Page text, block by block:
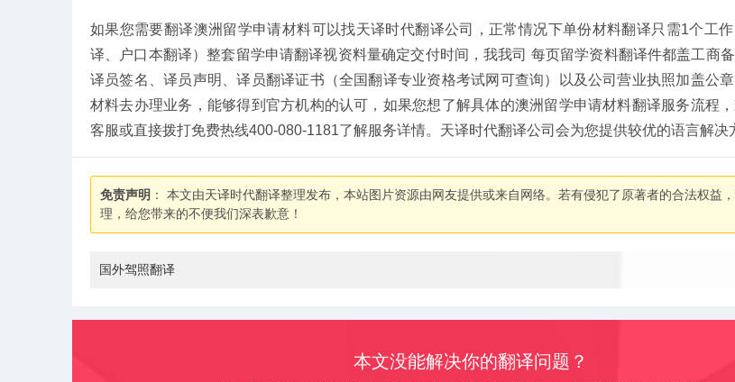
如果您需要翻译澳洲留学申请材料可以找天译时代翻译公司，正常情况下单份材料翻译只需1个工
译、户口本翻译）整套留学申请翻译视资料量确定交付时间，我我司 每页留学资料翻译件都盖工商
译员签名、译员声明、译员翻译证书（全国翻译专业资格考试网可查询）以及公司营业执照加盖公
材料去办理业务，能够得到官方机构的认可，如果您想了解具体的澳洲留学申请材料翻译服务流程
客服或直接拨打免费热线400-080-1181了解服务详情。天译时代翻译公司会为您提供较优的语言解决
免责声明 ： 本文由天译时代翻译整理发布，本站图片资源由网友提供或来自网络。若有侵犯了原著者的合法权益
理，给您带来的不便我们深表歉意！
国外驾照翻译
本文没能解决你的翻译问题？